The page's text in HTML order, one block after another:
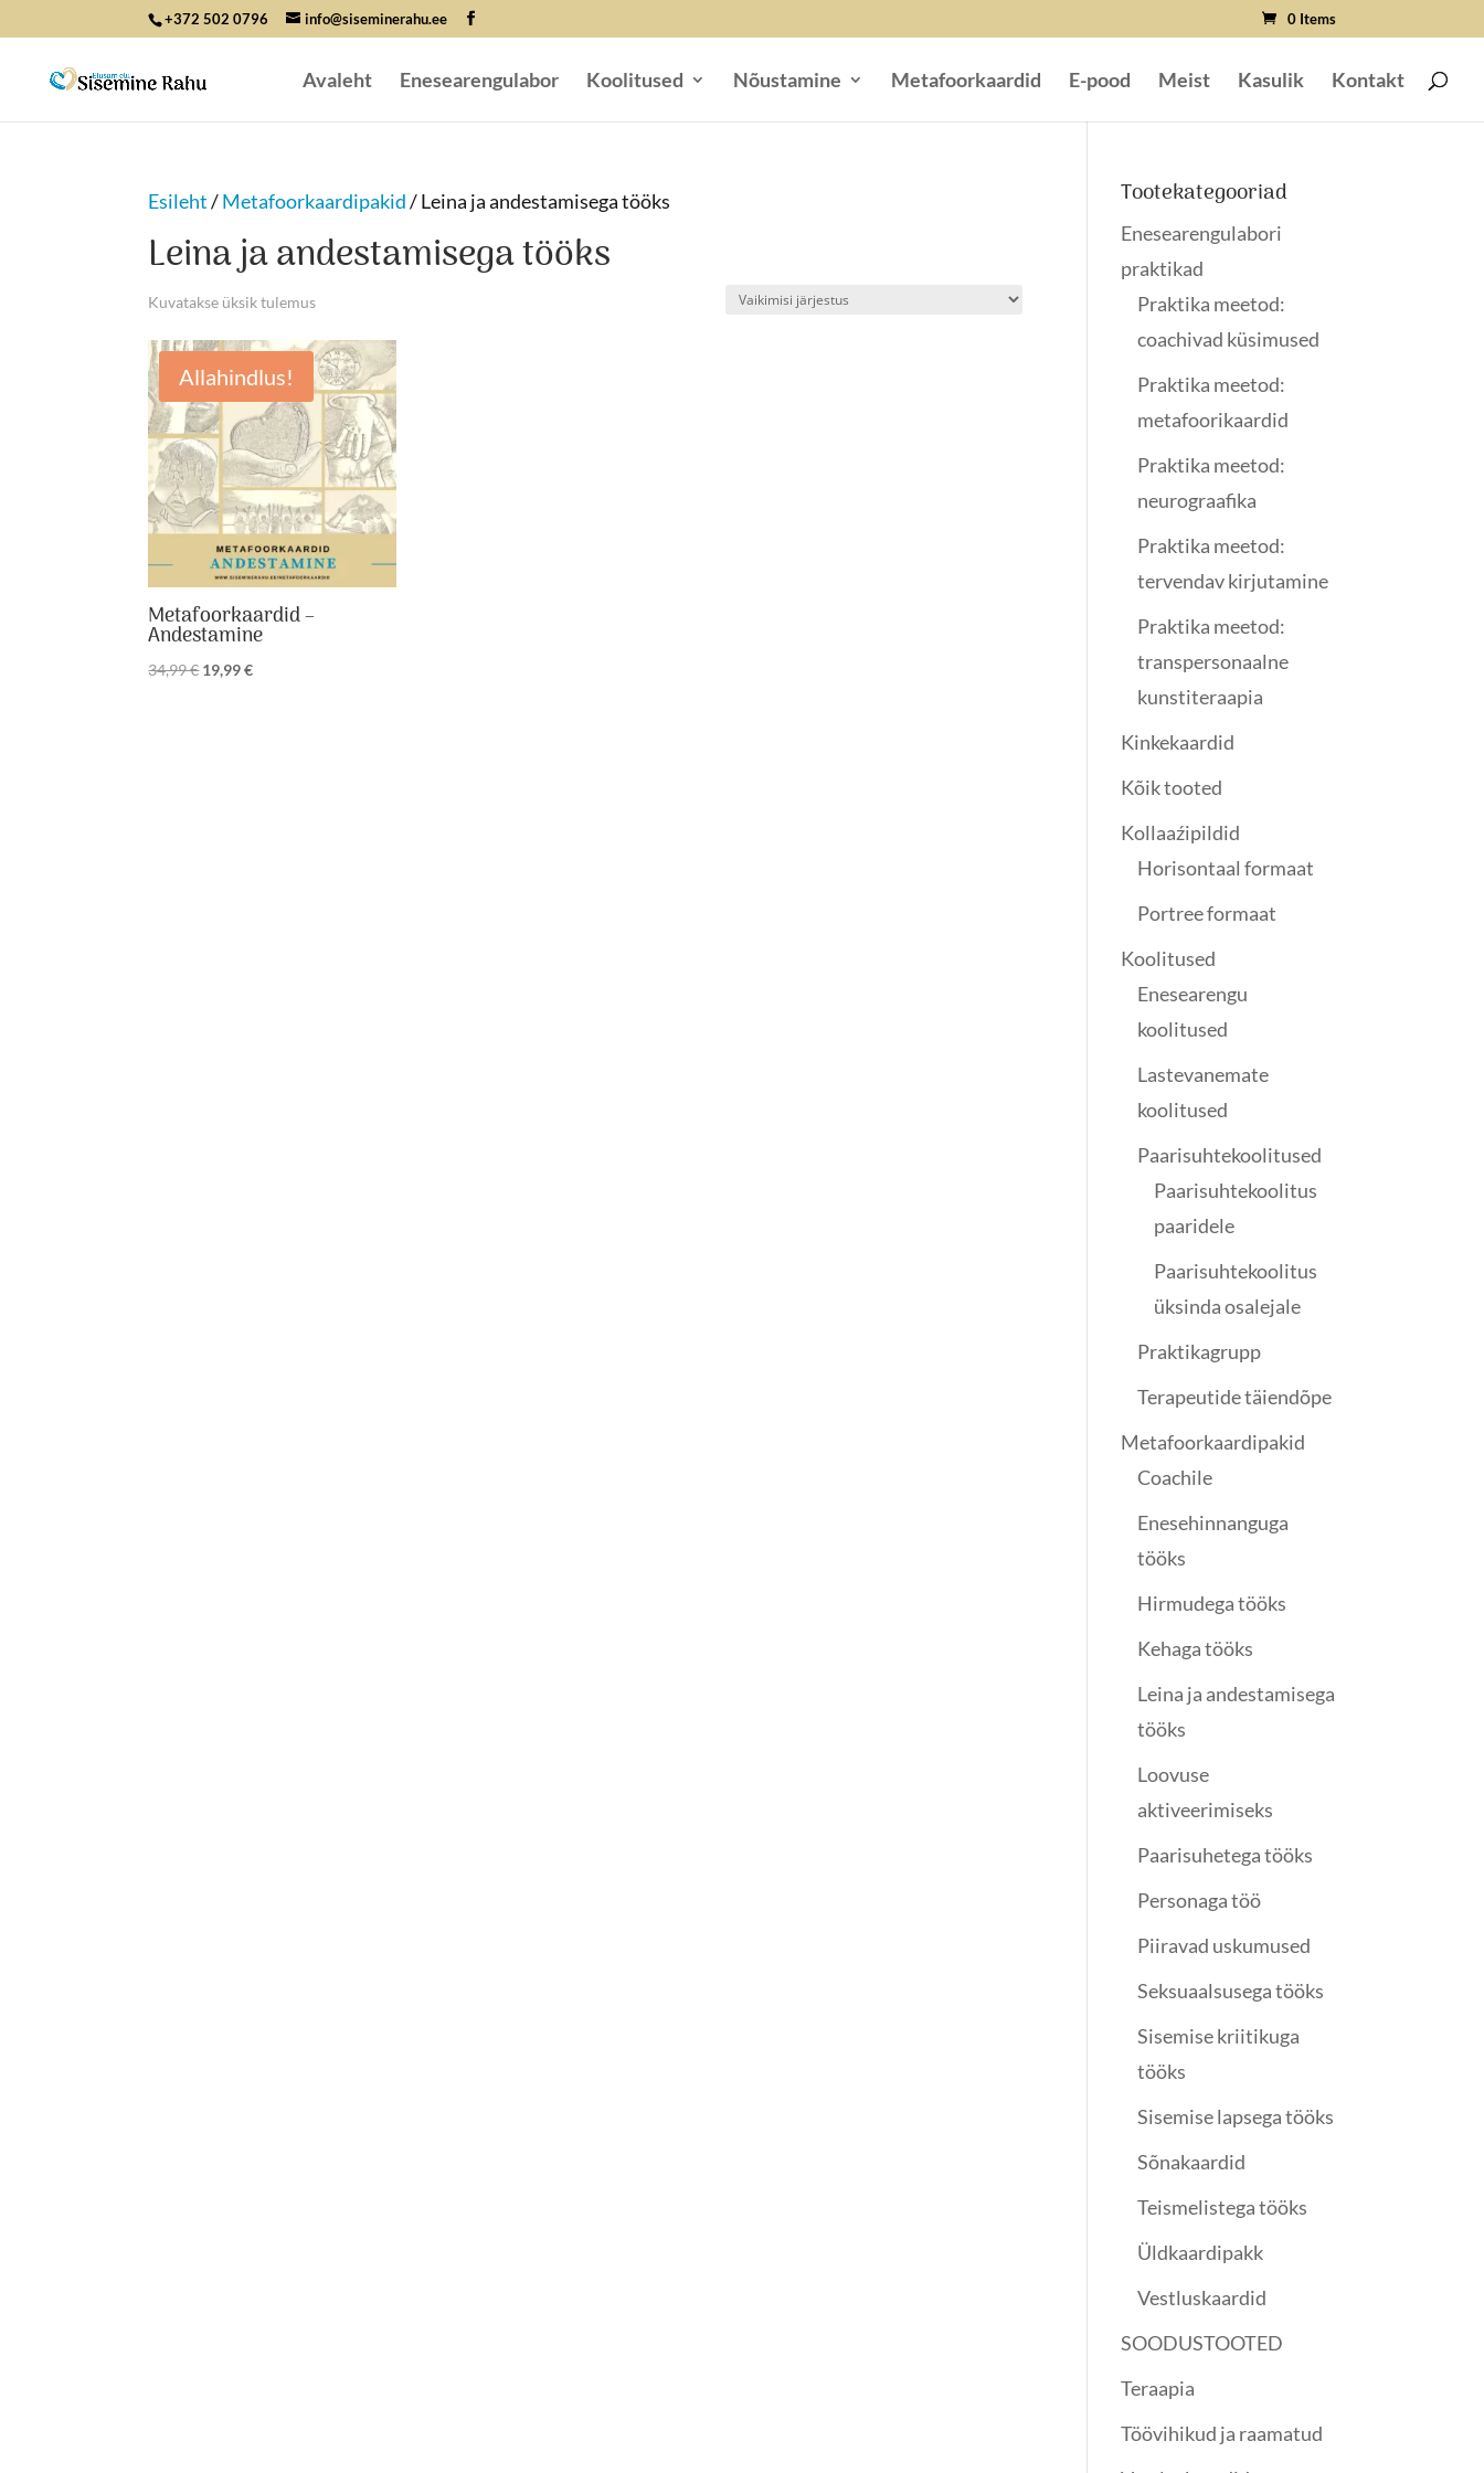
+372 502 0796 info@siseminerahu.ee 0 Items
Avaleht Enesearengulabor Koolitused Nõustamine Metafoorkaardid E-pood Meist Kasulik Kontakt
Esileht/Metafoorkaardipakid/ Leina ja andestamisega tööks
Leina ja andestamisega tööks
Kuvatakse üksik tulemus
Allahindlus!
Metafoorkaardid –
Andestamine
34,99€ Algne
19,99€Praegune
Tootekategooriad
Enesearengulabori
praktikad
Praktika meetod:
coachivad küsimused
Praktika meetod:
metafoorikaardid
Praktika meetod:
neurograafika
Praktika meetod:
tervendav kirjutamine
Praktika meetod:
transpersonaalne
kunstiteraapia
Kinkekaardid
Kõik tooted
Kollaaźipildid
Horisontaal formaat
Portree formaat
Koolitused
Enesearengu
koolitused
Lastevanemate
koolitused
Paarisuhtekoolitused
Paarisuhtekoolitus
paaridele
Paarisuhtekoolitus
üksinda osalejale
Praktikagrupp
Terapeutide täiendõpe
Metafoorkaardipakid
Coachile
Enesehinnanguga
tööks
Hirmudega tööks
Kehaga tööks
Leina ja andestamisega
tööks
Loovuse
aktiveerimiseks
Paarisuhetega tööks
Personaga töö
Piiravad uskumused
Seksuaalsusega tööks
Sisemise kriitikuga
tööks
Sisemise lapsega tööks
Sõnakaardid
Teismelistega tööks
Üldkaardipakk
Vestluskaardid
SOODUSTOOTED
Teraapia
Töövihikud ja raamatud